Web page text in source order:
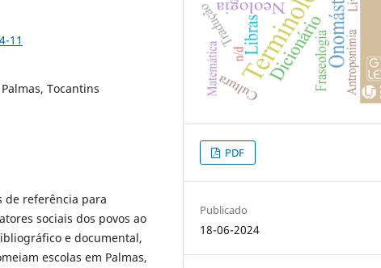
11
Tocantins
de referência para
sociais dos povos ao
e documental,
escolas em Palmas,
PDF
Publicado
18-06-2024